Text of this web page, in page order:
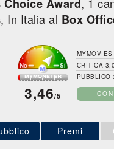
Award
, In Italia al Box
3,46/5
CRITICA
PUBBLICO
Premi